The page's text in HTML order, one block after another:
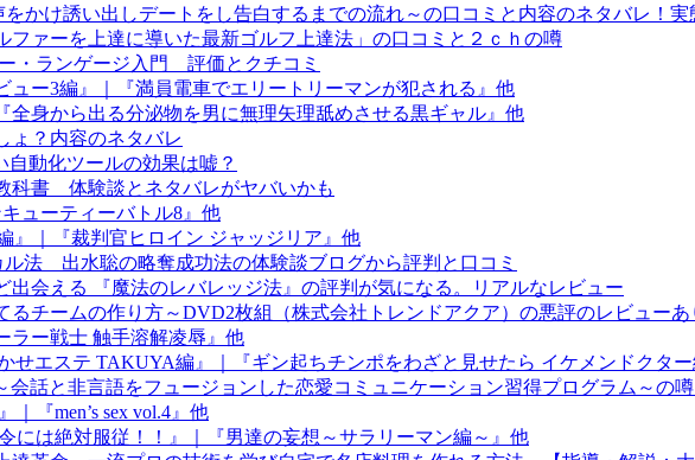
かけ誘い出しデートをし告白するまでの流れ～の口コミと内容のネタバレ！実
ファーを上達に導いた最新ゴルフ上達法」の口コミと２ｃｈの噂
・ランゲージ入門 評価とクチコミ
ュー3編』｜『満員電車でエリートリーマンが犯される』他
全身から出る分泌物を男に無理矢理舐めさせる黒ギャル』他
ょ？内容のネタバレ
自動化ツールの効果は嘘？
科書 体験談とネタバレがヤバいかも
ューティーバトル8』他
』｜『裁判官ヒロイン ジャッジリア』他
法 出水聡の略奪成功法の体験談ブログから評判と口コミ
出会える 『魔法のレバレッジ法』の評判が気になる。リアルなレビュー
チームの作り方～DVD2枚組（株式会社トレンドアクア）の悪評のレビューあ
ラー戦士 触手溶解凌辱』他
かせエステ TAKUYA編』｜『ギン起ちチンポをわざと見せたら イケメンドクタ
会話と非言語をフュージョンした恋愛コミュニケーション習得プログラム～の
『men’s sex vol.4』他
には絶対服従！！』｜『男達の妄想～サラリーマン編～』他